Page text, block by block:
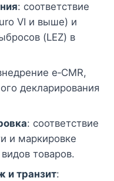
: соответствие
VI и выше) и
(LEZ) в
e‑CMR,
декларирования
: соответствие
и маркировке
товаров.
и транзит: